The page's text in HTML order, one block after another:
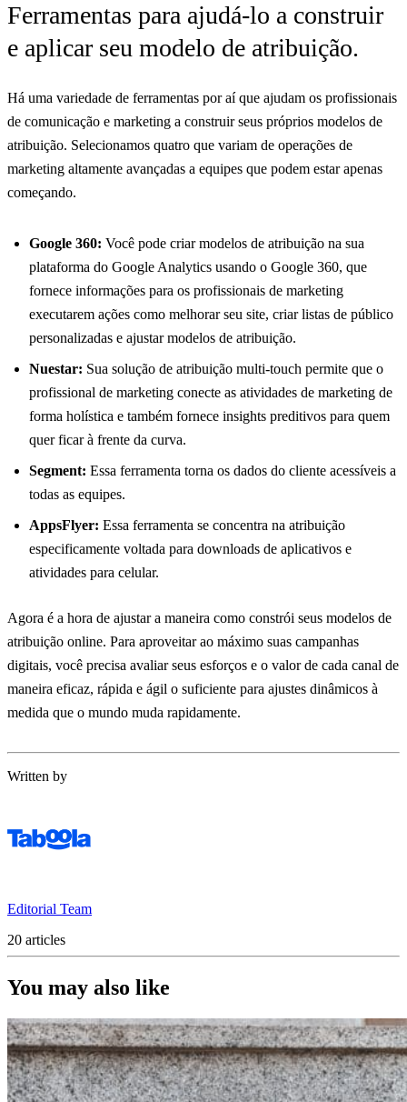
Ferramentas para ajudá-lo a construir
e aplicar seu modelo de atribuição.
Há uma variedade de ferramentas por aí que ajudam os profissionais
de comunicação e marketing a construir seus próprios modelos de
atribuição. Selecionamos quatro que variam de operações de
marketing altamente avançadas a equipes que podem estar apenas
começando.
Google 360: Você pode criar modelos de atribuição na sua
plataforma do Google Analytics usando o Google 360, que
fornece informações para os profissionais de marketing
executarem ações como melhorar seu site, criar listas de público
personalizadas e ajustar modelos de atribuição.
Nuestar: Sua solução de atribuição multi-touch permite que o
profissional de marketing conecte as atividades de marketing de
forma holística e também fornece insights preditivos para quem
quer ficar à frente da curva.
Segment: Essa ferramenta torna os dados do cliente acessíveis a
todas as equipes.
AppsFlyer: Essa ferramenta se concentra na atribuição
especificamente voltada para downloads de aplicativos e
atividades para celular.
Agora é a hora de ajustar a maneira como constrói seus modelos de
atribuição online. Para aproveitar ao máximo suas campanhas
digitais, você precisa avaliar seus esforços e o valor de cada canal de
maneira eficaz, rápida e ágil o suficiente para ajustes dinâmicos à
medida que o mundo muda rapidamente.
Written by
Editorial Team
20 articles
You may also like